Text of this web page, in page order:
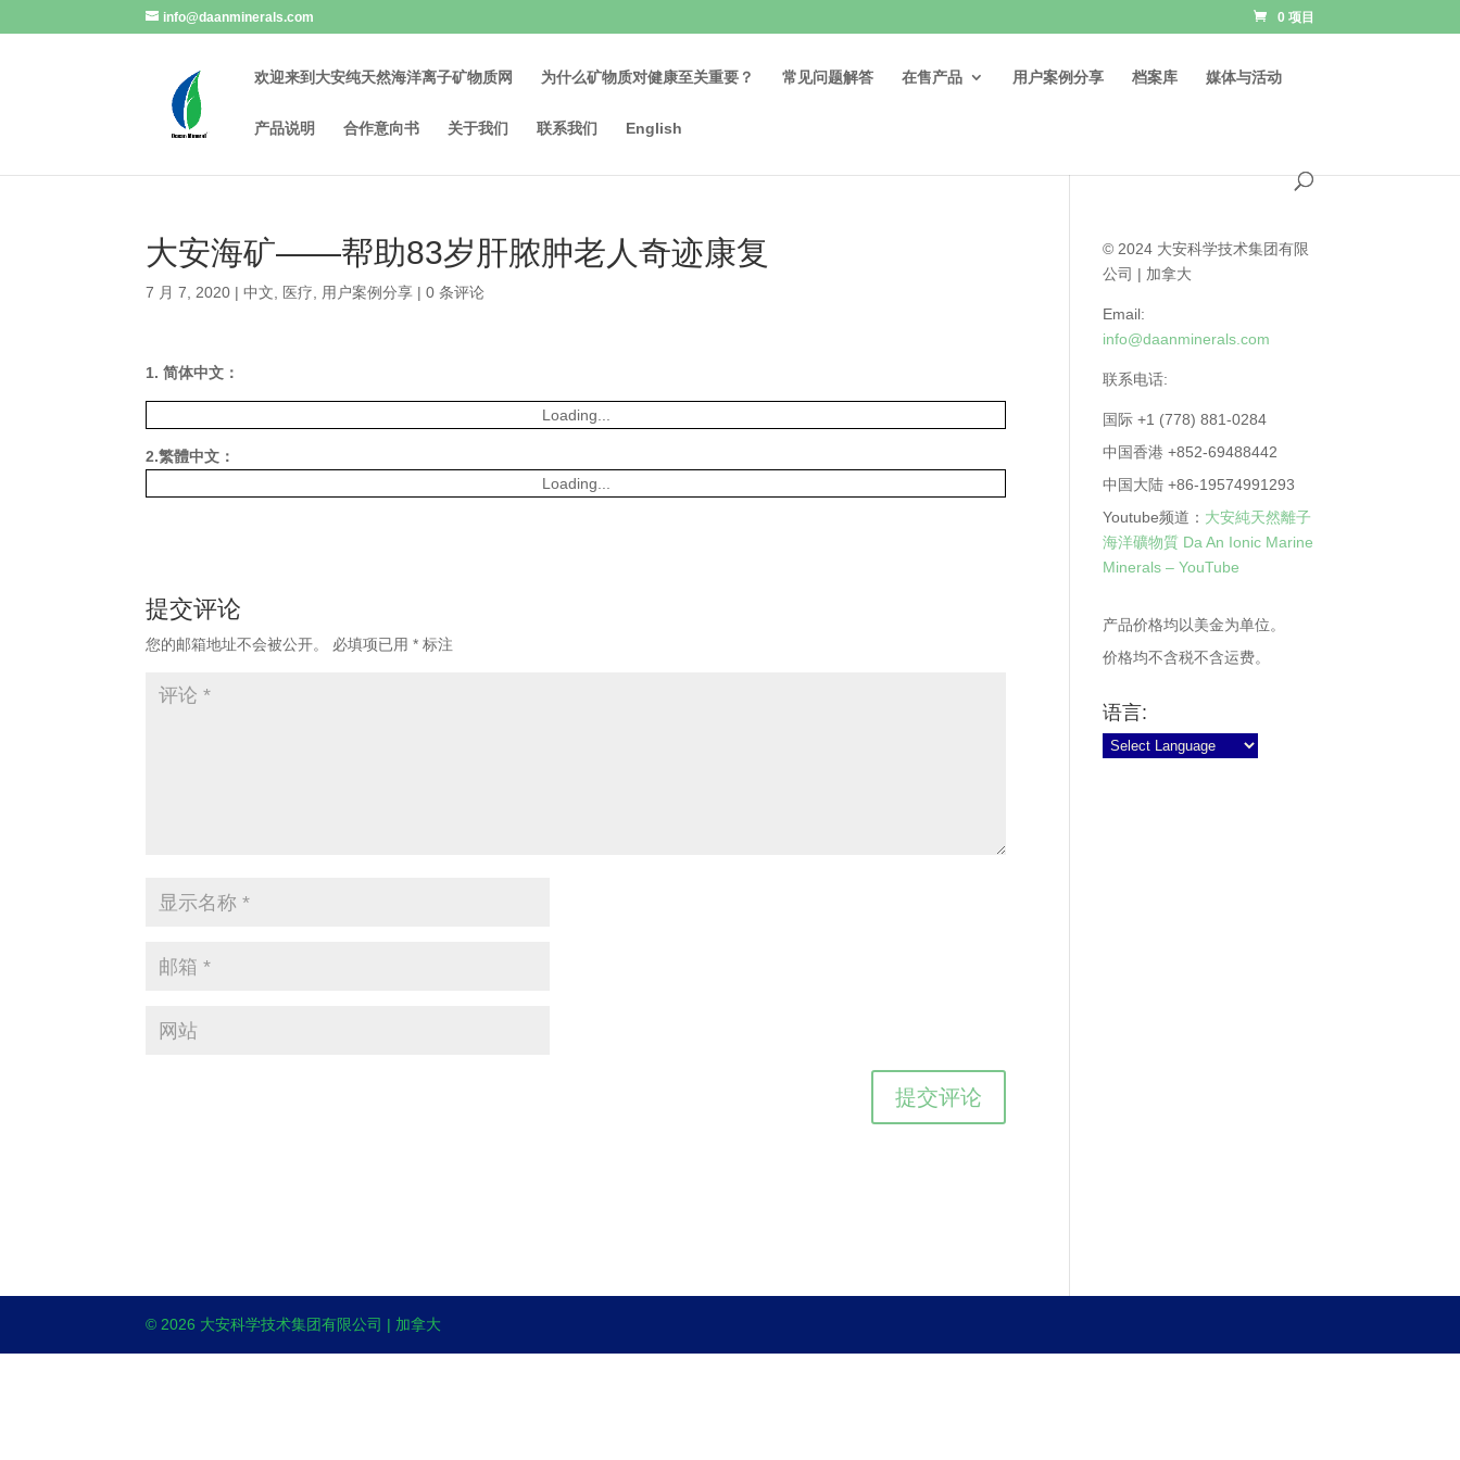
info@daanminerals.com 0 项目
欢迎来到大安纯天然海洋离子矿物质网 为什么矿物质对健康至关重要？ 常见问题解答 在售产品 用户案例分享 档案库 媒体与活动
产品说明 合作意向书 关于我们 联系我们 English
大安海矿——帮助83岁肝脓肿老人奇迹康复
7 月 7, 2020 |中文 医疗 用户案例分享 |0 条评论
1. 简体中文：
Loading...
2.繁體中文：
Loading...
提交评论
您的邮箱地址不会被公开。 必填项已用* 标注
© 2024 大安科学技术集团有限
公司 | 加拿大
Email:
info@daanminerals.com
联系电话:
国际 +1 (778) 881-0284
中国香港 +852-69488442
中国大陆 +86-19574991293
Youtube频道： 大安純天然離子
海洋礦物質 Da An Ionic Marine
Minerals – YouTube
产品价格均以美金为单位。
价格均不含税不含运费。
语言:
© 2026 大安科学技术集团有限公司 | 加拿大